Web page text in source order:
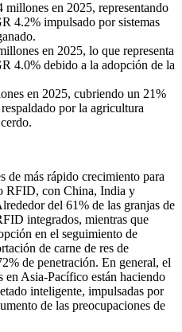
en 2025, representando
4.2% impulsado por sistemas
en 2025, lo que representa
4.0% debido a la adopción de la
en 2025, cubriendo un 21%
por la agricultura
de más rápido crecimiento para
RFID, con China, India y
del 61% de las granjas de
integrados, mientras que
en el seguimiento de
de carne de res de
de penetración. En general, el
en Asia-Pacífico están haciendo
inteligente, impulsadas por
de las preocupaciones de